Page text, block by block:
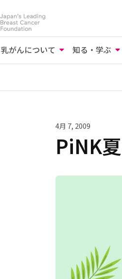
乳がんについて 知る・学ぶ
4月 7, 2009
PiNK